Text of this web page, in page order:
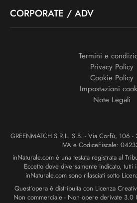
CORPORATE / ADV
Termini e
Privacy Policy
Cookie Policy
Impostazioni
Note Legali
GREENMATCH S.R.L. S.B. - Via Corfù, 106 -
IVA e CodiceFiscale:
inNaturale.com è una testata registrata al
Eccetto dove diversamente indicato, tutti
inNaturale.com sono rilasciati sotto
Quest’opera è distribuita con Licenza
Non commerciale - Non opere derivate